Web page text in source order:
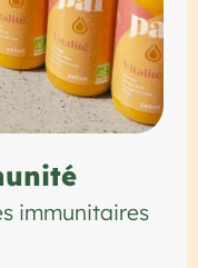
immunitaires